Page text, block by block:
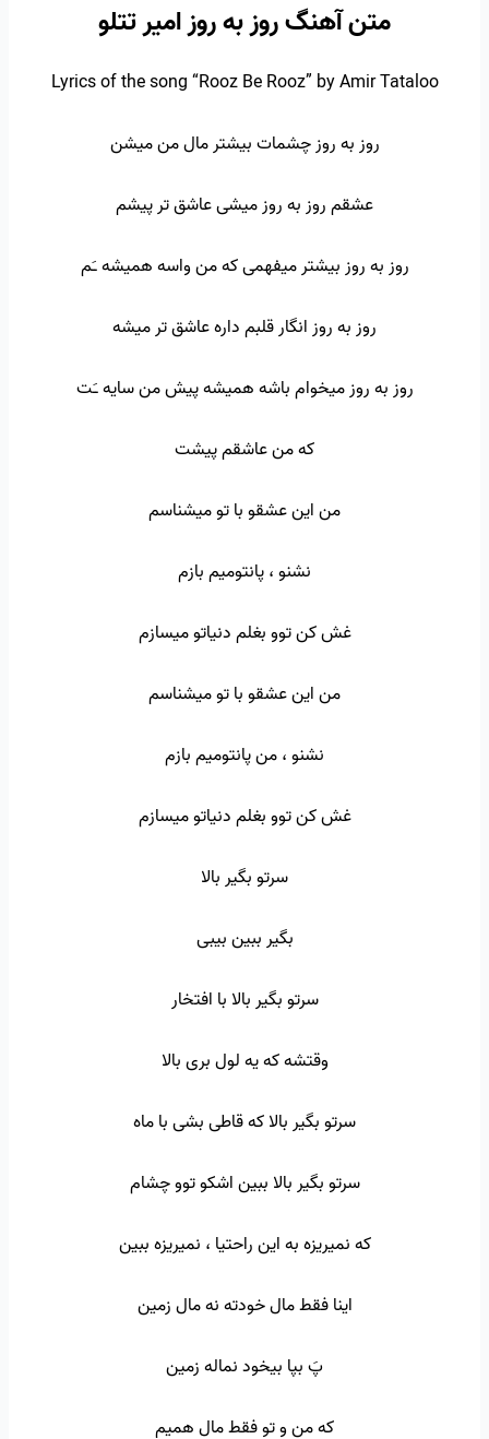
متن آهنگ روز به روز امیر تتلو
Lyrics of the song “Rooz Be Rooz” by Amir Tataloo
روز به روز چشمات بیشتر مال من میشن
عشقم روز به روز میشی عاشق تر پیشم
روز به روز بیشتر میفهمی که من واسه همیشه ـَم
روز به روز انگار قلبم داره عاشق تر میشه
روز به روز میخوام باشه همیشه پیش من سایه ـَت
که من عاشقم پیشت
من این عشقو با تو میشناسم
نشنو ، پانتومیم بازم
غش کن توو بغلم دنیاتو میسازم
من این عشقو با تو میشناسم
نشنو ، من پانتومیم بازم
غش کن توو بغلم دنیاتو میسازم
سرتو بگیر بالا
بگیر ببین بیبی
سرتو بگیر بالا با افتخار
وقتشه که یه لول بری بالا
سرتو بگیر بالا که قاطی بشی با ماه
سرتو بگیر بالا ببین اشکو توو چشام
که نمیریزه به این راحتیا ، نمیریزه ببین
اینا فقط مال خودته نه مال زمین
پَ بپا بیخود نماله زمین
که من و تو فقط مال همیم